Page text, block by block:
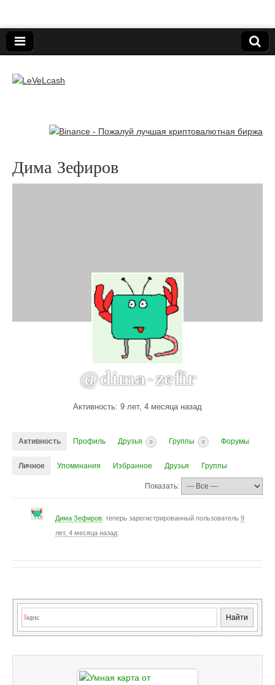
LeVeLcash
Дима Зефиров
@dima-zefir
Активность: 9 лет, 4 месяца назад
Активность Профиль Друзья 0 Группы 0 Форумы
Личное Упоминания Избранное Друзья Группы
Показать:
Дима Зефиров: теперь зарегистрированный пользователь 9
лет, 4 месяца назад